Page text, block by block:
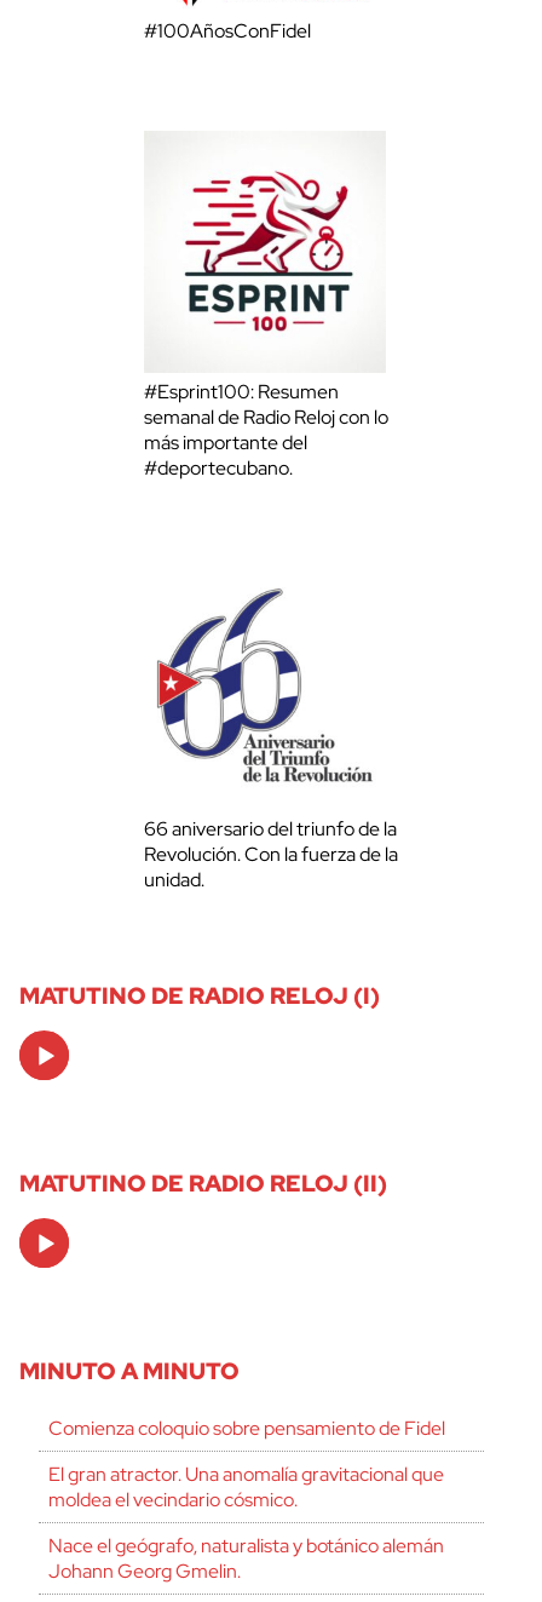
#100AñosConFidel
#Esprint100: Resumen
semanal de Radio Reloj con lo
más importante del
#deportecubano.
66 aniversario del triunfo de la
Revolución. Con la fuerza de la
unidad.
MATUTINO DE RADIO RELOJ (I)
Audio
Player
MATUTINO DE RADIO RELOJ (II)
Audio
Player
MINUTO A MINUTO
Comienza coloquio sobre pensamiento de Fidel
El gran atractor. Una anomalía gravitacional que
moldea el vecindario cósmico.
Nace el geógrafo, naturalista y botánico alemán
Johann Georg Gmelin.